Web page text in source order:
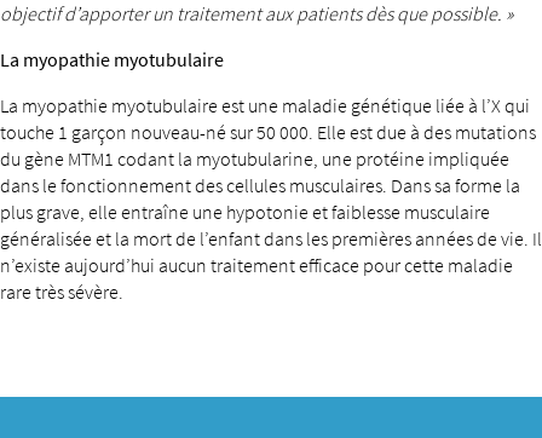
objectif d’apporter un traitement aux patients dès que possible. »
La myopathie myotubulaire
La myopathie myotubulaire est une maladie génétique liée à l’X qui
touche 1 garçon nouveau-né sur 50 000. Elle est due à des mutations
du gène MTM1 codant la myotubularine, une protéine impliquée
dans le fonctionnement des cellules musculaires. Dans sa forme la
plus grave, elle entraîne une hypotonie et faiblesse musculaire
généralisée et la mort de l’enfant dans les premières années de vie. Il
n’existe aujourd’hui aucun traitement efficace pour cette maladie
rare très sévère.